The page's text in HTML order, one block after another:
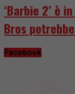
‘Barbie 2’ è
Bros
Facebook